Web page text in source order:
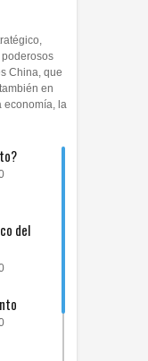
China, que
en
economía, la
del